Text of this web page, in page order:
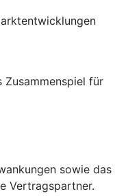
Zusammenspiel für
sowie das
Vertragspartner.